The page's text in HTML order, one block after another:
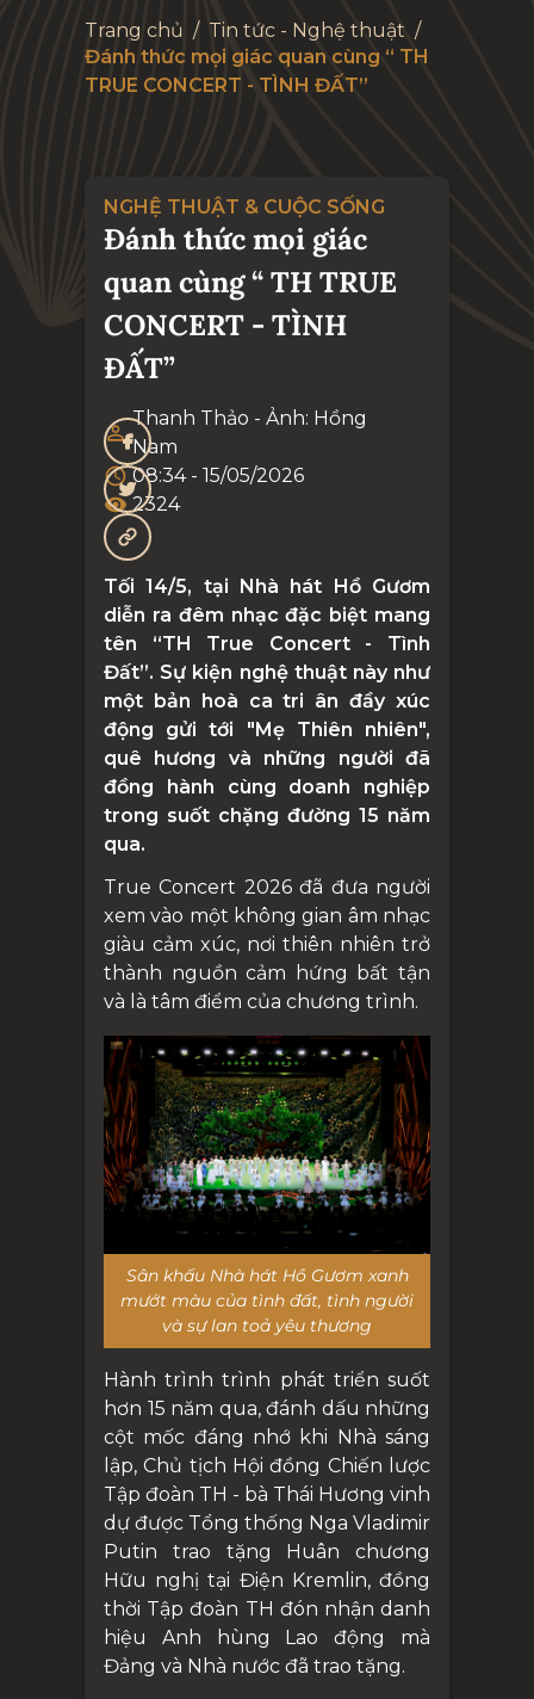
Trang chủ / Tin tức - Nghệ thuật /
Đánh thức mọi giác quan cùng “ TH
TRUE CONCERT - TÌNH ĐẤT”
NGHỆ THUẬT & CUỘC SỐNG
Đánh thức mọi giác
quan cùng “ TH TRUE
CONCERT - TÌNH
ĐẤT”
Thanh Thảo - Ảnh: Hồng
Nam
08:34 - 15/05/2026
2324
Tối 14/5, tại Nhà hát Hồ Gươm
diễn ra đêm nhạc đặc biệt mang
tên “TH True Concert - Tình
Đất”. Sự kiện nghệ thuật này như
một bản hoà ca tri ân đầy xúc
động gửi tới "Mẹ Thiên nhiên",
quê hương và những người đã
đồng hành cùng doanh nghiệp
trong suốt chặng đường 15 năm
qua.
True Concert 2026 đã đưa người
xem vào một không gian âm nhạc
giàu cảm xúc, nơi thiên nhiên trở
thành nguồn cảm hứng bất tận
và là tâm điểm của chương trình.
Sân khấu Nhà hát Hồ Gươm xanh
mướt màu của tình đất, tình người
và sự lan toả yêu thương
Hành trình trình phát triển suốt
hơn 15 năm qua, đánh dấu những
cột mốc đáng nhớ khi Nhà sáng
lập, Chủ tịch Hội đồng Chiến lược
Tập đoàn TH - bà Thái Hương vinh
dự được Tổng thống Nga Vladimir
Putin trao tặng Huân chương
Hữu nghị tại Điện Kremlin, đồng
thời Tập đoàn TH đón nhận danh
hiệu Anh hùng Lao động mà
Đảng và Nhà nước đã trao tặng.